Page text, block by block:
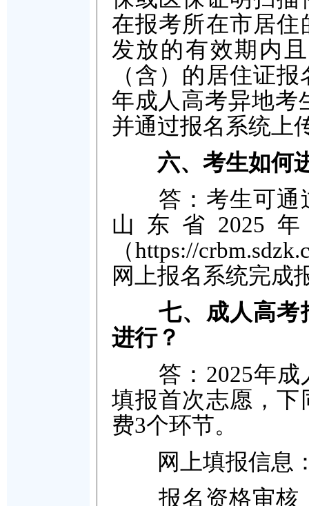
在报考所在市居
发放的有效期内
（含）的居住证
年成人高考异地考
并通过报名系统上
六、考生如何
答：考生可通
山东省2025
（https://
网上报名系统完成
七、成人高考
进行？
答：2025年成
填报首次志愿，
费3个环节。
网上填报信息
报名资格审核